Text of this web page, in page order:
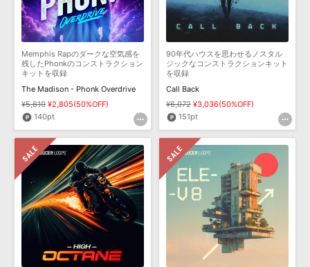
Memphis Rapのダークな空気感を
残したPhonkのコンストラクション
キットを収録
The Madison - Phonk Overdrive
¥5,610 ¥2,805(50%OFF)
140pt
90年代ハウスを思わせるノスタル
ジックなコンストラクションキット
を収録
Call Back
¥6,072 ¥3,036(50%OFF)
151pt